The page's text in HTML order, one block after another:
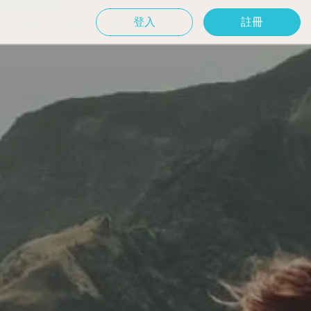
登入 註冊